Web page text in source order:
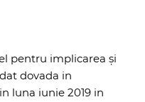
pentru implicarea și
dovada in
luna iunie 2019 in